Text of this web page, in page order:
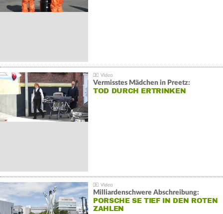
Vermisstes Mädchen in Preetz:
TOD DURCH ERTRINKEN
Milliardenschwere Abschreibung:
PORSCHE SE TIEF IN DEN ROTEN
ZAHLEN